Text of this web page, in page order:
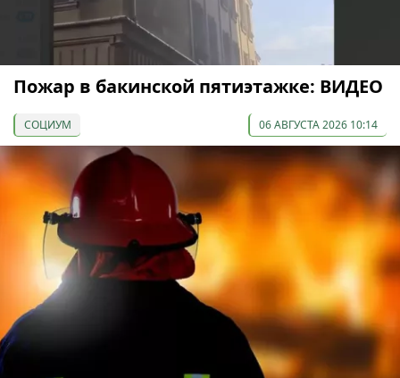
Пожар в бакинской пятиэтажке: ВИДЕО
СОЦИУМ 06 АВГУСТА 2026 10:14